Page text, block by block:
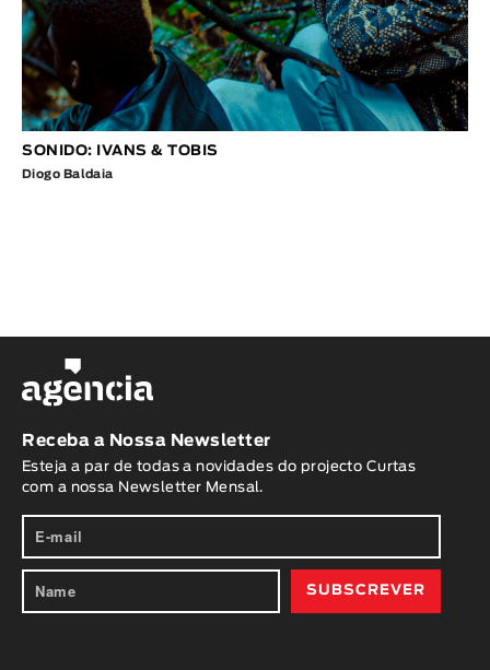
SONIDO: IVANS & TOBIS
Diogo Baldaia
Receba a Nossa Newsletter
Esteja a par de todas a novidades do projecto Curtas
com a nossa Newsletter Mensal.